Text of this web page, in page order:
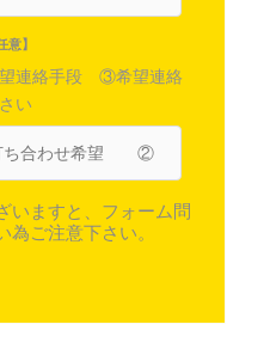
意】
連絡手段 ③希望連絡
い
いますと、フォーム問
ご注意下さい。